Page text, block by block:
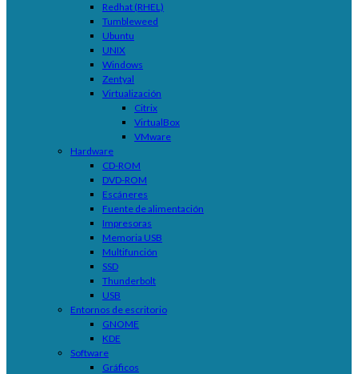
Redhat (RHEL)
Tumbleweed
Ubuntu
UNIX
Windows
Zentyal
Virtualización
Citrix
VirtualBox
VMware
Hardware
CD-ROM
DVD-ROM
Escáneres
Fuente de alimentación
Impresoras
Memoria USB
Multifunción
SSD
Thunderbolt
USB
Entornos de escritorio
GNOME
KDE
Software
Gráficos